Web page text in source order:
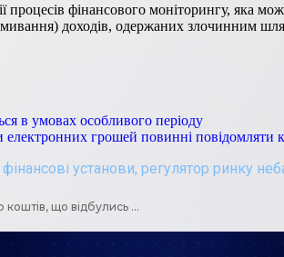
процесів фінансового моніторингу, яка
доходів, одержаних злочинним
в умовах особливого періоду
електронних грошей повинні
установи, регулятор ринку
Дайджест головних подій в міжнародних групах щодо протидії відмиванню коштів, що відбулись в поточному році